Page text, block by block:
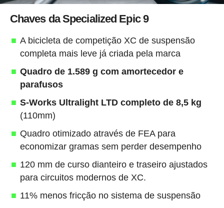
Chaves da Specialized Epic 9
A bicicleta de competição XC de suspensão
completa mais leve já criada pela marca
Quadro de 1.589 g com amortecedor e
parafusos
S-Works Ultralight LTD completo de 8,5 kg
(110mm)
Quadro otimizado através de FEA para
economizar gramas sem perder desempenho
120 mm de curso dianteiro e traseiro ajustados
para circuitos modernos de XC.
11% menos fricção no sistema de suspensão